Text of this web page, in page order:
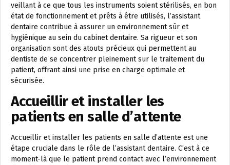
veillant à ce que tous les instruments soient stérilisés, en bon
état de fonctionnement et prêts à être utilisés, l’assistant
dentaire contribue à assurer un environnement sûr et
hygiénique au sein du cabinet dentaire. Sa rigueur et son
organisation sont des atouts précieux qui permettent au
dentiste de se concentrer pleinement sur le traitement du
patient, offrant ainsi une prise en charge optimale et
sécurisée.
Accueillir et installer les
patients en salle d’attente
Accueillir et installer les patients en salle d’attente est une
étape cruciale dans le rôle de l’assistant dentaire. C’est à ce
moment-là que le patient prend contact avec l’environnement